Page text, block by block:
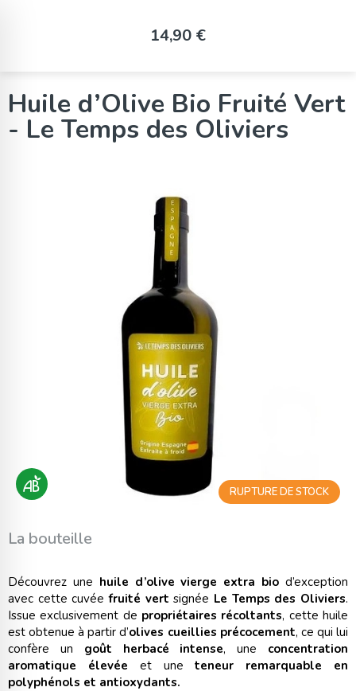
Huile d’Olive Bio Fruité Vert
- Le Temps des Oliviers
RUPTURE DE STOCK
La bouteille
14,90 €
Découvrez une huile d’olive vierge extra bio d’exception
avec cette cuvéefruité vert signée Le Temps des Oliviers.
Issue exclusivement de propriétaires récoltants, cette huile
est obtenue à partir d’olives cueillies précocement, ce qui lui
confère un goût herbacé intense, une concentration
aromatique élevée et uneteneur remarquable en
polyphénols et antioxydants.